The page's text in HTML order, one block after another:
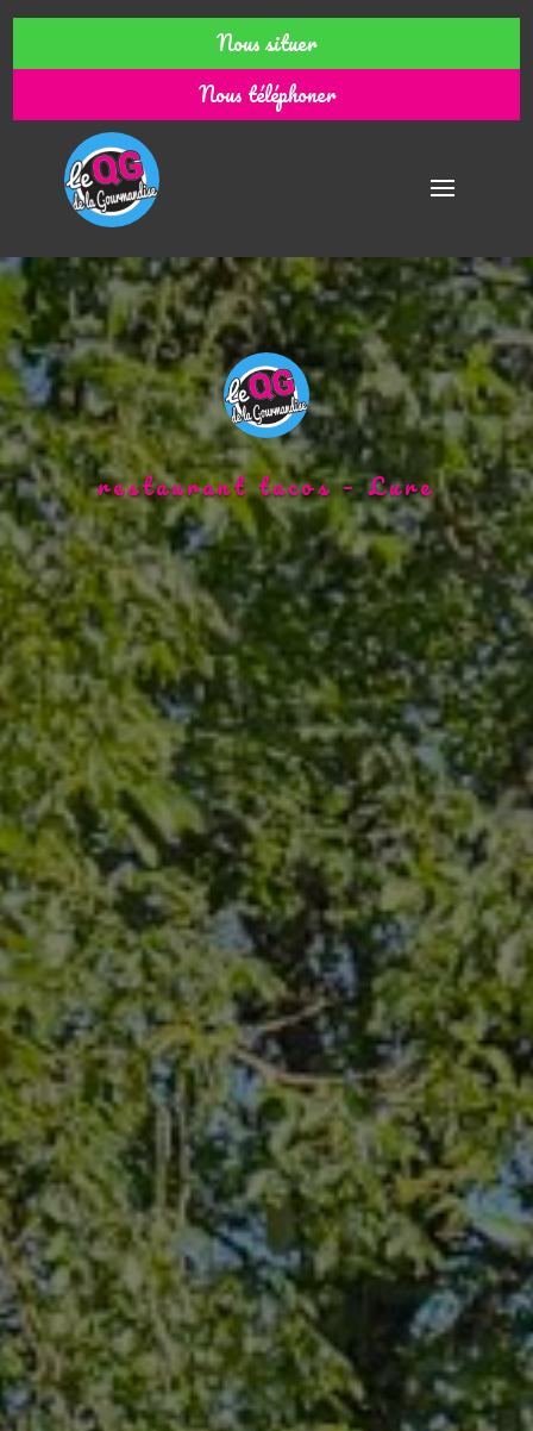
Nous situer
Nous téléphoner
restaurant tacos – Lure